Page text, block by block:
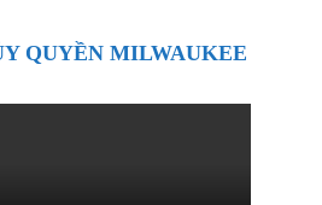
QUYỀN MILWAUKEE